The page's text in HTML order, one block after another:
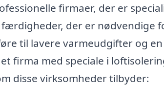
firmaer, der er
der er nødvendige
til lavere varmeudgifter og
firma med speciale i
disse virksomheder tilbyder: